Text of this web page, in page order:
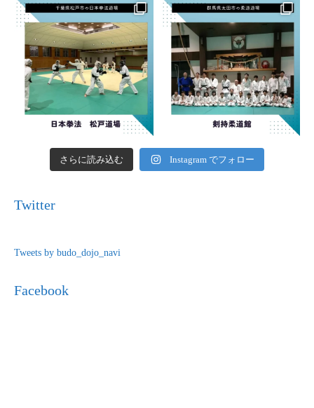
さらに読み込む Instagram でフォロー
Twitter
Tweets by budo_dojo_navi
Facebook